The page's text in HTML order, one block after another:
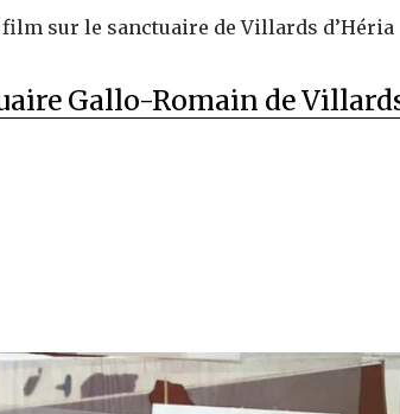
sur le sanctuaire de Villards d’Héria
Gallo-Romain de